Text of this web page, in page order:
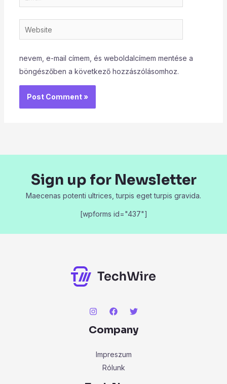
Website
nevem, e-mail címem, és weboldalcímem mentése a
böngészőben a következő hozzászólásomhoz.
Sign up for Newsletter
Maecenas potenti ultrices, turpis eget turpis gravida.
[wpforms id="437"]
Company
Impreszum
Rólunk